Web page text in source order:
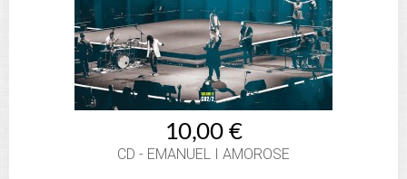
10,00 €
CD - EMANUEL I AMOROSE